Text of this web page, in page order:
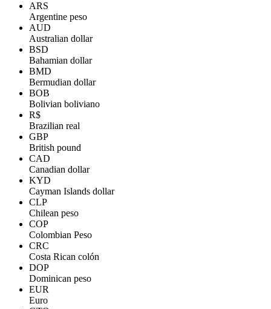
ARS
Argentine peso
AUD
Australian dollar
BSD
Bahamian dollar
BMD
Bermudian dollar
BOB
Bolivian boliviano
R$
Brazilian real
GBP
British pound
CAD
Canadian dollar
KYD
Cayman Islands dollar
CLP
Chilean peso
COP
Colombian Peso
CRC
Costa Rican colón
DOP
Dominican peso
EUR
Euro